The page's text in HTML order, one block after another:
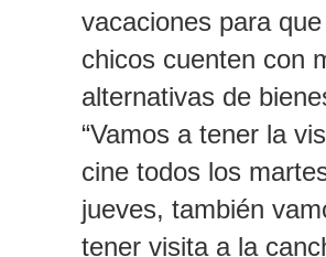
vacaciones para
chicos cuenten con
alternativas de
“Vamos a tener la
cine todos los
jueves, también
tener visita a la